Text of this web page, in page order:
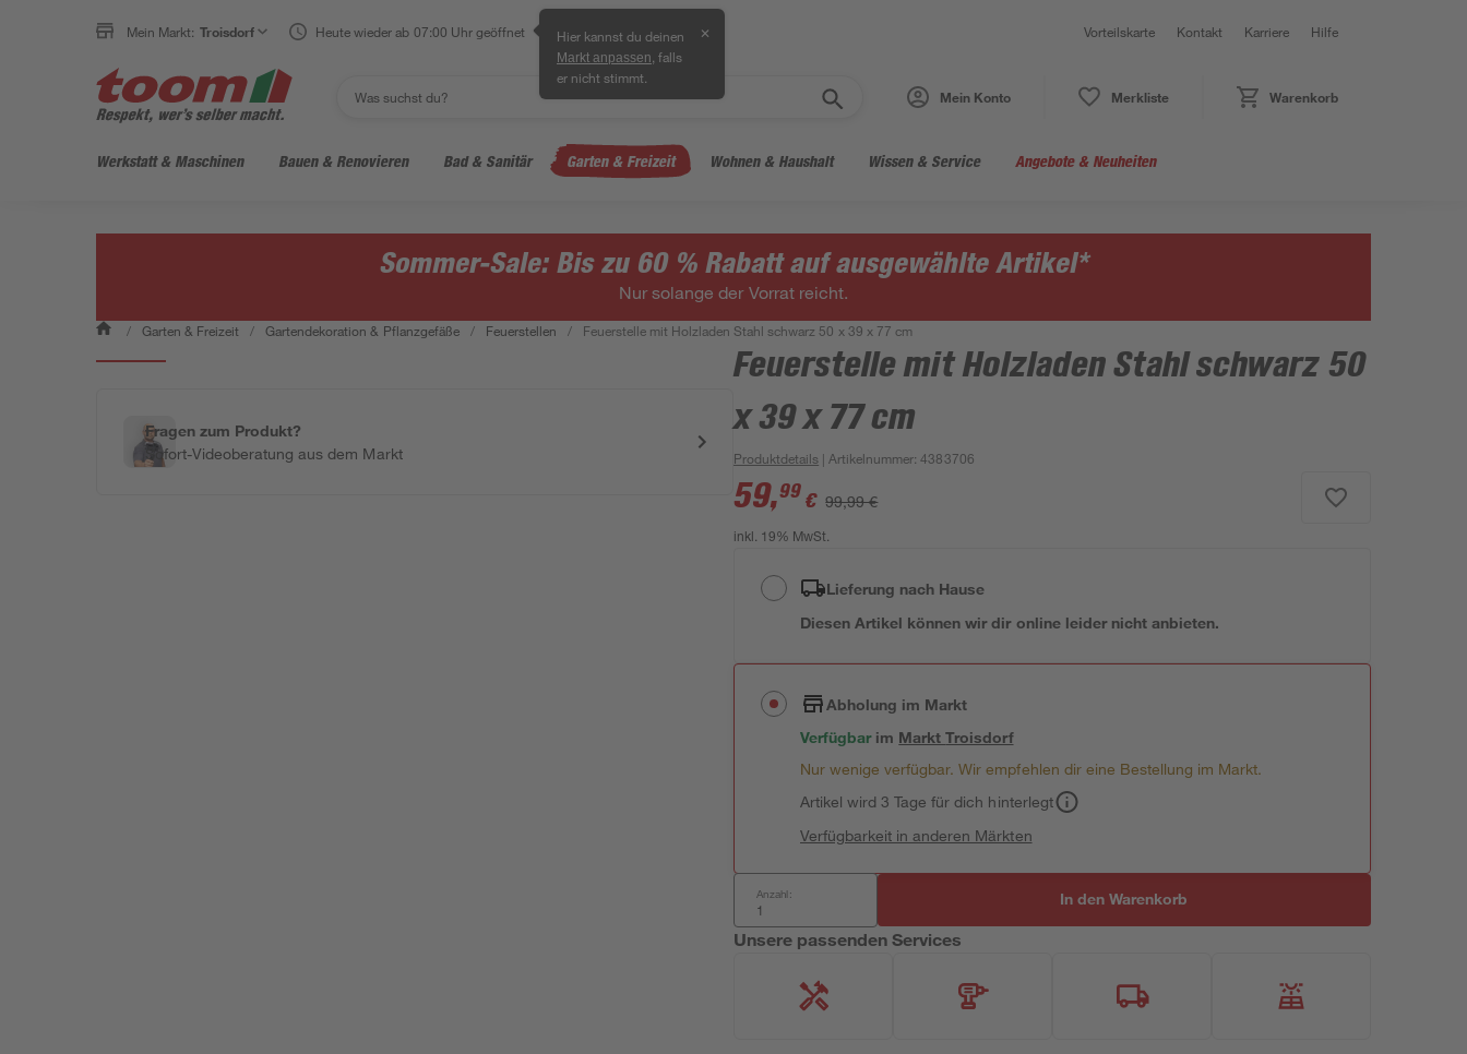
Mein Markt: Troisdorf Heute wieder ab 07:00 Uhr geöffnet Hier kannst du deinen
Markt anpassen , falls
er nicht stimmt.
✕ Vorteilskarte Kontakt Karriere Hilfe
Mein Konto Merkliste Warenkorb
Werkstatt & Maschinen Bauen & Renovieren Bad & Sanitär Garten & Freizeit Wohnen & Haushalt Wissen & Service Angebote & Neuheiten
Sommer-Sale: Bis zu 60 % Rabatt auf ausgewählte Artikel*
Nur solange der Vorrat reicht.
/ Garten & Freizeit / Gartendekoration & Pflanzgefäße / Feuerstellen / Feuerstelle mit Holzladen Stahl schwarz 50 x 39 x 77 cm
Fragen zum Produkt?
Sofort-Videoberatung aus dem Markt
Feuerstelle mit Holzladen Stahl schwarz 50
x 39 x 77 cm
Produktdetails | Artikelnummer:4383706
59,99 € 99,99 €
inkl. 19% MwSt.
Lieferung nach Hause
Diesen Artikel können wir dir online leider nicht anbieten.
Abholung im Markt
Verfügbar im MarktTroisdorf
Nur wenige verfügbar. Wir empfehlen dir eine Bestellung im Markt.
Artikel wird 3 Tage für dich hinterlegt
Verfügbarkeit in anderen Märkten
Anzahl: In den Warenkorb
Unsere passenden Services